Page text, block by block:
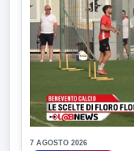
7 AGOSTO 2026